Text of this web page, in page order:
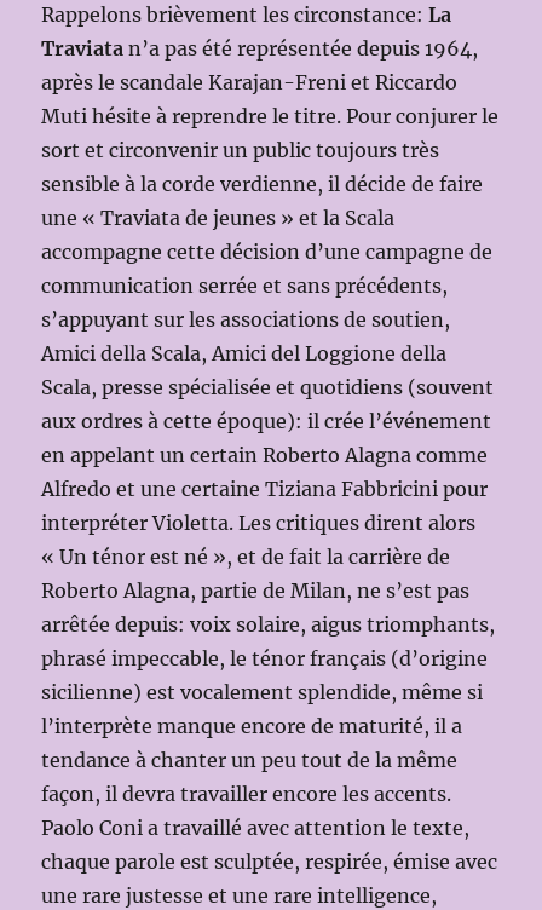
Rappelons brièvement les circonstance:La
Traviata n’a pas été représentée depuis 1964,
après le scandale Karajan-Freni et Riccardo
Muti hésite à reprendre le titre. Pour conjurer le
sort et circonvenir un public toujours très
sensible à la corde verdienne, il décide de faire
une « Traviata de jeunes » et la Scala
accompagne cette décision d’une campagne de
communication serrée et sans précédents,
s’appuyant sur les associations de soutien,
Amici della Scala, Amici del Loggione della
Scala, presse spécialisée et quotidiens (souvent
aux ordres à cette époque): il crée l’événement
en appelant un certain Roberto Alagna comme
Alfredo et une certaine Tiziana Fabbricini pour
interpréter Violetta. Les critiques dirent alors
« Un ténor est né », et de fait la carrière de
Roberto Alagna, partie de Milan, ne s’est pas
arrêtée depuis: voix solaire, aigus triomphants,
phrasé impeccable, le ténor français (d’origine
sicilienne) est vocalement splendide, même si
l’interprète manque encore de maturité, il a
tendance à chanter un peu tout de la même
façon, il devra travailler encore les accents.
Paolo Coni a travaillé avec attention le texte,
chaque parole est sculptée, respirée, émise avec
une rare justesse et une rare intelligence,